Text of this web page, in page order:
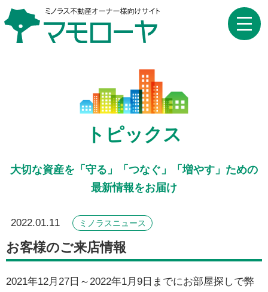
toggle
トピックス
大切な資産を「守る」「つなぐ」「増やす」ための
最新情報をお届け
2022.01.11 ミノラスニュース
お客様のご来店情報
2021年12月27日～2022年1月9日までにお部屋探しで弊